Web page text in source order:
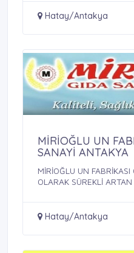
Hatay/Antakya
MİRİOĞLU UN
SANAYİ ANTAKYA
MİRİOĞLU UN
OLARAK SÜREKLİ ARTAN
Hatay/Antakya